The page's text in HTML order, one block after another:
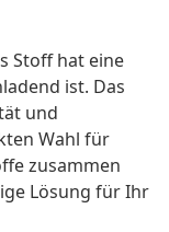
Stoff hat eine
ist. Das
und
Wahl für
zusammen
Lösung für Ihr